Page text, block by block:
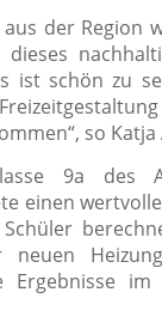
der Region
dieses
ist schön zu
so Katja
9a des
einen
neuen
Ergebnisse im